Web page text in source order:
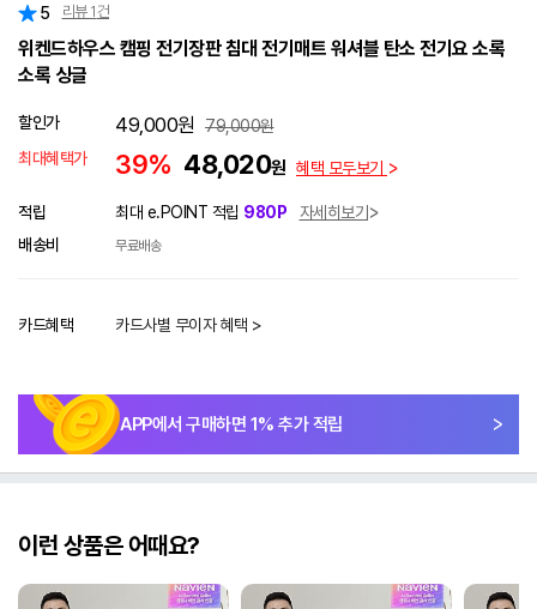
5 리뷰 1건
위켄드하우스 캠핑 전기장판 침대 전기매트 워셔블 탄소 전기요 소록
소록 싱글
할인가 49,000원 79,000원
최대혜택가
39% 48,020원 혜택 모두보기
적립 최대 e.POINT 적립 980P
자세히보기
배송비
무료배송
카드혜택 카드사별 무이자 혜택 >
APP에서 구매하면 1% 추가 적립
이런 상품은 어때요?